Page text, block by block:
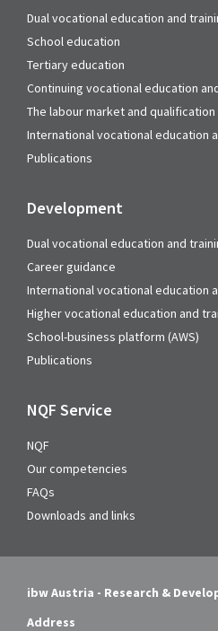
Dual vocational education and
School education
Tertiary education
Continuing vocational education
The labour market and
International vocational education
Publications
Development
Dual vocational education and
Career guidance
International vocational education
Higher vocational education and
School-business platform (AWS)
Publications
NQF Service
NQF
Our competencies
FAQs
Downloads and links
ibw Austria - Research &
Address